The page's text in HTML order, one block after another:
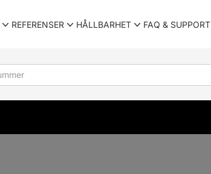
REFERENSER HÅLLBARHET FAQ & SUPPORT